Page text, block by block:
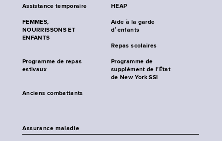
Assistance temporaire HEAP
FEMMES,
NOURRISSONS ET
ENFANTS
Aide à la garde
d׳enfants
Repas scolaires
Programme de repas
estivaux
Programme de
supplément de l’État
de New York SSI
Anciens combattants
Assurance maladie